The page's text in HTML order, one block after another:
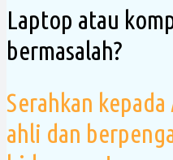
Laptop atau
bermasalah?
Serahkan
ahli dan